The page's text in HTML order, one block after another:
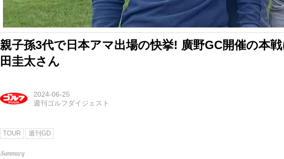
親子孫3代で日本アマ出場の快挙! 廣野GC開催の本
田圭太さん
2024-06-25
週刊ゴルフダイジェスト
TOUR 週刊GD